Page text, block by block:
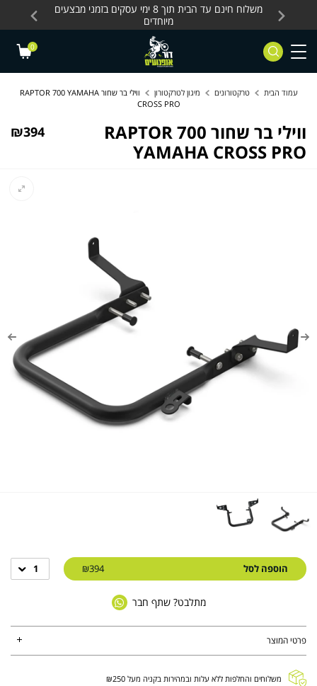
Skip to Content
Contact Us
כלים חשמליים
משלוח חינם עד הבית תוך 8 ימי עסקים בזמני מבצעים
מיוחדים
0
עמוד הבית טרקטורונים מיגון לטרקטורון
ווילי בר שחור RAPTOR 700 YAMAHA
CROSS PRO
ווילי בר שחור RAPTOR 700
YAMAHA CROSS PRO
₪394
הוספה לסל ₪394
1
מתלבט? שתף חבר
פרטי המוצר
משלוחים והחלפות ללא עלות ובמהירות בקניה מעל ₪250